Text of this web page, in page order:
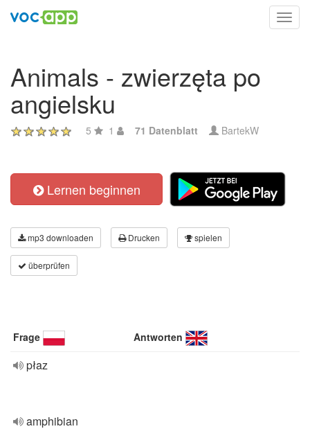
Animals - zwierzęta po
angielsku
5 1 71 Datenblatt BartekW
Lernen beginnen
mp3 downloaden Drucken spielen
überprüfen
Frage Antworten
płaz
amphibian